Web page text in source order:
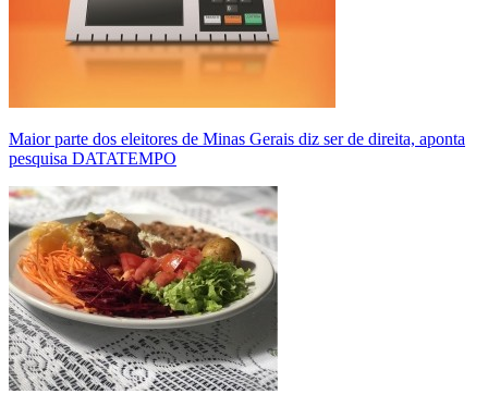
Maior parte dos eleitores de Minas Gerais diz ser de direita, aponta
pesquisa DATATEMPO